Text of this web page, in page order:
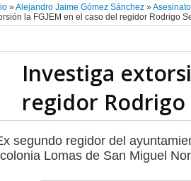
»Alejandro Jaime Gómez Sánchez»
la FGJEM en el caso del regidor Rodrigo
Investiga
regidor Rodrigo
segundo regidor del
colonia Lomas de San Miguel